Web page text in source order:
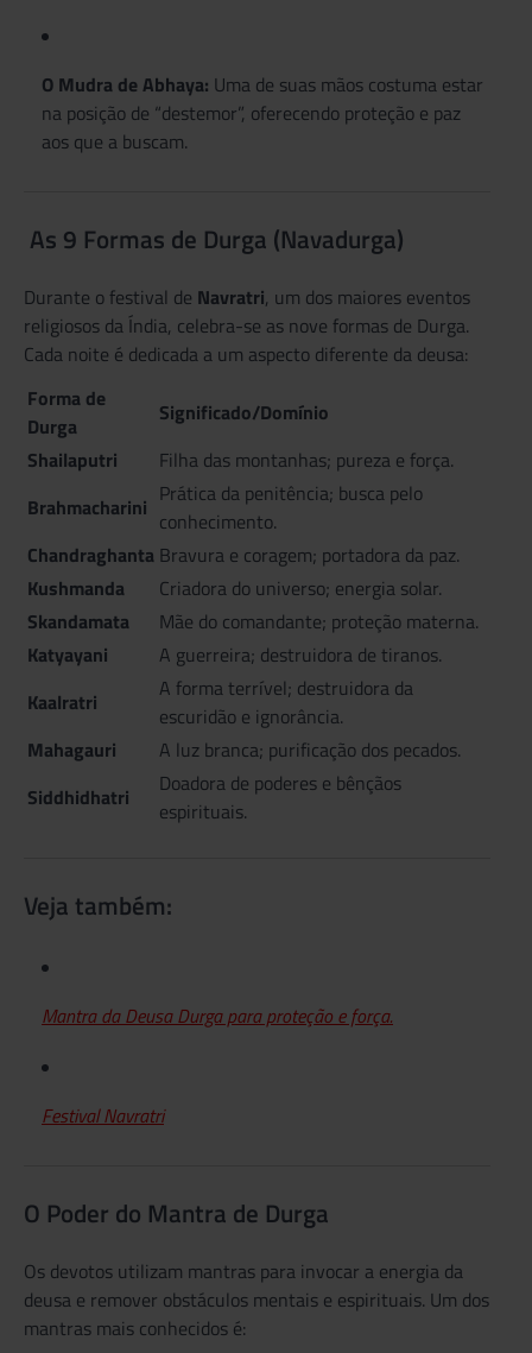
O Mudra de Abhaya: Uma de suas mãos costuma estar
na posição de “destemor”, oferecendo proteção e paz
aos que a buscam.
As 9 Formas de Durga (Navadurga)
Durante o festival de Navratri, um dos maiores eventos
religiosos da Índia, celebra-se as nove formas de Durga.
Cada noite é dedicada a um aspecto diferente da deusa:
Forma de
Durga
Significado/Domínio
Shailaputri
Filha das montanhas; pureza e força.
Brahmacharini Prática da penitência; busca pelo
conhecimento.
Chandraghanta Bravura e coragem; portadora da paz.
Kushmanda
Criadora do universo; energia solar.
Skandamata
Mãe do comandante; proteção materna.
Katyayani
A guerreira; destruidora de tiranos.
Kaalratri
A forma terrível; destruidora da
escuridão e ignorância.
Mahagauri
A luz branca; purificação dos pecados.
Siddhidhatri
Doadora de poderes e bênçãos
espirituais.
Veja também:
Mantra da Deusa Durga para proteção e força.
Festival Navratri
O Poder do Mantra de Durga
Os devotos utilizam mantras para invocar a energia da
deusa e remover obstáculos mentais e espirituais. Um dos
mantras mais conhecidos é: